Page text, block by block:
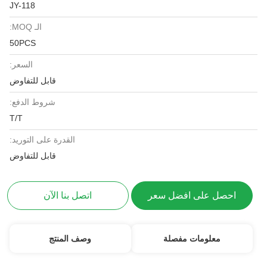
JY-118
الـ MOQ:
50PCS
السعر:
قابل للتفاوض
شروط الدفع:
T/T
القدرة على التوريد:
قابل للتفاوض
احصل على افضل سعر اتصل بنا الآن
معلومات مفصلة وصف المنتج